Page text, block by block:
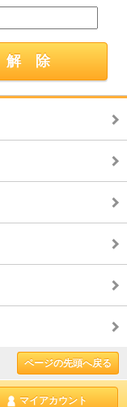
ページの先頭へ戻る
マイアカウント